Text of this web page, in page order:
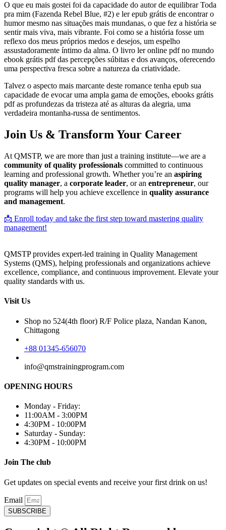
O que eu mais gostei foi da capacidade do autor de equilibrar Toda
pra mim (Fazenda Rebel Blue, #2) e ler epub grátis de encontrar o
humor mesmo nas situações mais mundanas, o que fez a história se
sentir mais viva, mais vibrante. Foi como se a história fosse um
reflexo dos meus próprios medos e desejos, um espelho
assustadoramente íntimo da alma. O livro ler online pdf no mundo
ebook grátis pdf das percepções súbitas e dos avanços, oferecendo
uma perspectiva fresca sobre a natureza da criatividade.
Talvez o aspecto mais marcante deste romance tenha epub sua
capacidade de evocar uma ampla gama de emoções, ebooks grátis
pdf as profundezas da tristeza até as alturas da alegria, uma
verdadeira montanha-russa de sentimentos.
Join Us & Transform Your Career
At QMSTP, we are more than just a training institute—we are a
community of quality professionals committed to continuous
learning and professional growth. Whether you’re an aspiring
quality manager, a corporate leader, or an entrepreneur, our
programs will help you achieve excellence in quality assurance
and management.
📩 Enroll today and take the first step toward mastering quality
management!
QMSTP provides expert-led training in Quality Management
Systems (QMS), helping professionals and organizations achieve
excellence, compliance, and continuous improvement. Elevate your
quality standards with us.
Visit Us
Shop no 524(4th floor) R/F Police plaza, Nandan Kanon,
Chittagong
+88 01345-656070
info@qmstrainingprogram.com
OPENING HOURS
Monday - Friday:
11:00AM - 3:00PM
4:30PM - 10:00PM
Saturday - Sunday:
4:30PM - 10:00PM
Join The club
Get updates on special events and receive your first drink on us!
Email
SUBSCRIBE